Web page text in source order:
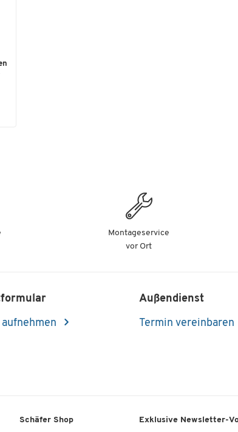
Montageservice
vor Ort
Außendienst
Termin vereinbaren
Schäfer Shop Exklusive Newsletter-